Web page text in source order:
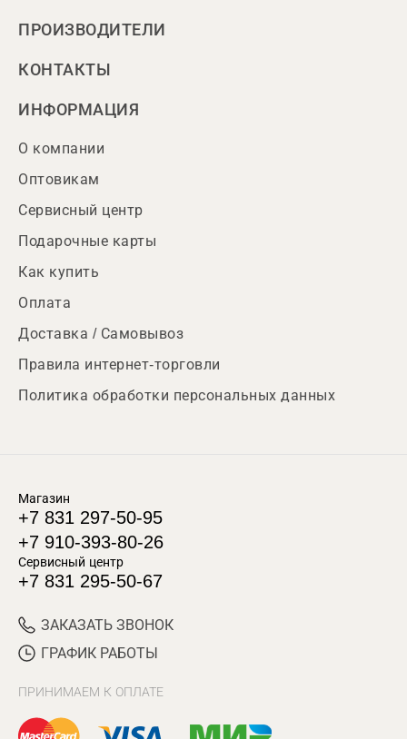
ПРОИЗВОДИТЕЛИ
КОНТАКТЫ
ИНФОРМАЦИЯ
О компании
Оптовикам
Сервисный центр
Подарочные карты
Как купить
Оплата
Доставка / Самовывоз
Правила интернет-торговли
Политика обработки персональных данных
Магазин
+7 831 297-50-95
+7 910-393-80-26
Сервисный центр
+7 831 295-50-67
ЗАКАЗАТЬ ЗВОНОК
ГРАФИК РАБОТЫ
ПРИНИМАЕМ К ОПЛАТЕ